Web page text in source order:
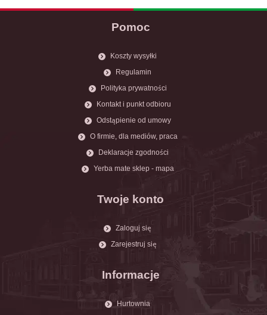
Pomoc
Koszty wysyłki
Regulamin
Polityka prywatności
Kontakt i punkt odbioru
Odstąpienie od umowy
O firmie, dla mediów, praca
Deklaracje zgodności
Yerba mate sklep - mapa
Twoje konto
Zaloguj się
Zarejestruj się
Informacje
Hurtownia